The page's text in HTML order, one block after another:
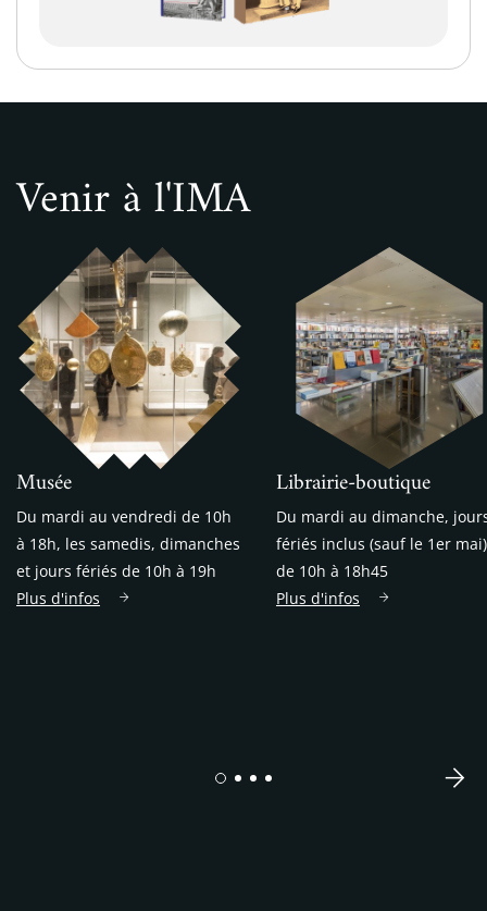
Venir à l'IMA
Musée
Du mardi au vendredi de 10h
à 18h, les samedis, dimanches
et jours fériés de 10h à 19h
Plus d'infos
Librairie-boutique
Du mardi au dimanche,
fériés inclus (sauf le 1er
de 10h à 18h45
Plus d'infos